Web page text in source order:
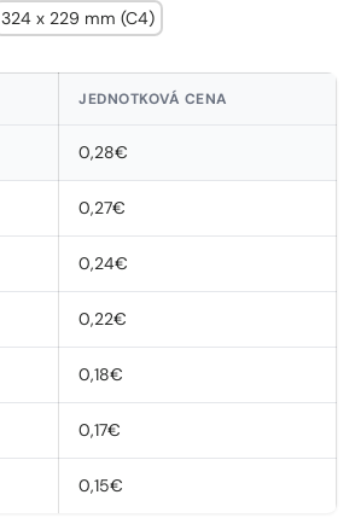
324 x 229 mm (C4)
JEDNOTKOVÁ CENA
0,28€
0,27€
0,24€
0,22€
0,18€
0,17€
0,15€